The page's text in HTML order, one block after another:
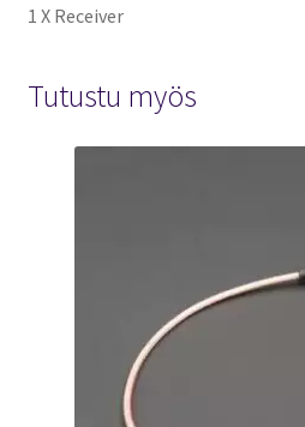
1 X Receiver
Tutustu myös